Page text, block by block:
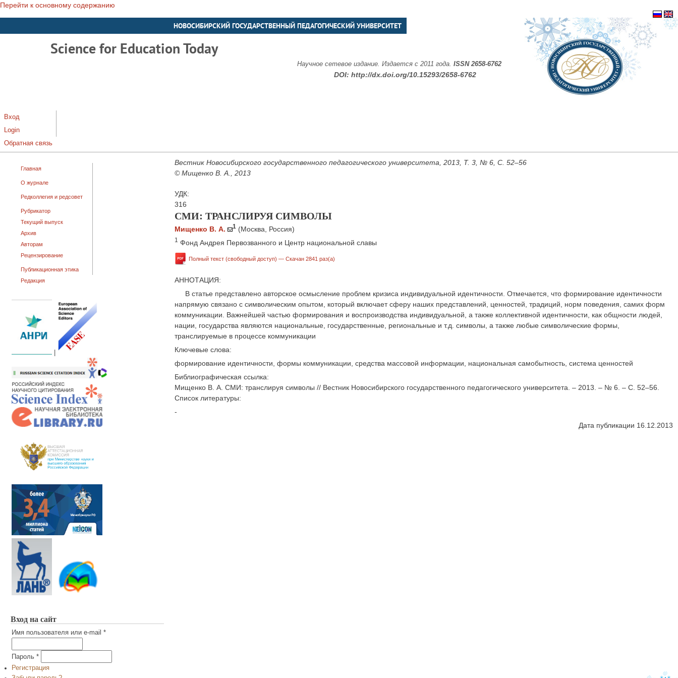
Перейти к основному содержанию
НОВОСИБИРСКИЙ ГОСУДАРСТВЕННЫЙ ПЕДАГОГИЧЕСКИЙ УНИВЕРСИТЕТ
Science for Education Today
Научное сетевое издание. Издается с 2011 года. ISSN 2658-6762
DOI: http://dx.doi.org/10.15293/2658-6762
Вход
Login
Обратная связь
Главная
О журнале
Редколлегия и редсовет
Рубрикатор
Текущий выпуск
Архив
Авторам
Рецензирование
Публикационная этика
Редакция
Вход на сайт
Имя пользователя или e-mail *
Пароль *
Регистрация
Вестник Новосибирского государственного педагогического университета, 2013, Т. 3, № 6, С. 52–56
© Мищенко В. А., 2013
УДК:
316
СМИ: ТРАНСЛИРУЯ СИМВОЛЫ
Мищенко В. А. 1 (Москва, Россия)
1 Фонд Андрея Первозванного и Центр национальной славы
Полный текст (свободный доступ) — Скачан 2841 раз(а)
АННОТАЦИЯ:
В статье представлено авторское осмысление проблем кризиса индивидуальной идентичности. Отмечается, что формирование идентичности
напрямую связано с символическим опытом, который включает сферу наших представлений, ценностей, традиций, норм поведения, самих форм
коммуникации. Важнейшей частью формирования и воспроизводства индивидуальной, а также коллективной идентичности, как общности людей,
нации, государства являются национальные, государственные, региональные и т.д. символы, а также любые символические формы,
транслируемые в процессе коммуникации
Ключевые слова:
формирование идентичности, формы коммуникации, средства массовой информации, национальная самобытность, система ценностей
Библиографическая ссылка:
Мищенко В. А. СМИ: транслируя символы // Вестник Новосибирского государственного педагогического университета. – 2013. – № 6. – С. 52–56.
Список литературы:
-
Дата публикации 16.12.2013